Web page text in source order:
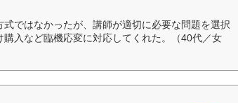
ではなかったが、講師が適切に必要な問題を選択
入など臨機応変に対応してくれた。（40代／女